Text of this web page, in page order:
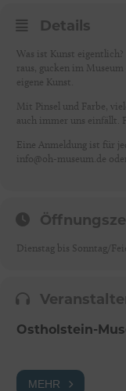
Details
Was ist Kunst
raus, gucken im Museum
eigene Kunst.
Mit Pinsel und Farbe,
auch immer uns einfällt.
Eine Anmeldung ist für
info@oh-museum.de
Dienstag bis Sonntag/
Ostholstein-
MEHR